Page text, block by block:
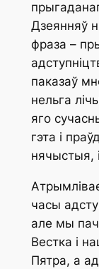
Дзеянняў
фраза –
паказаў
нельга
яго
гэта і
нячыстыя,
часы
але мы
Вестка і
Пятра, а